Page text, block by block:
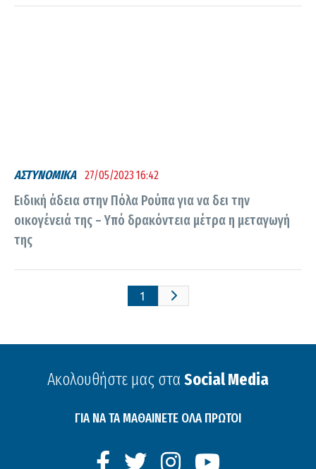
ΑΣΤΥΝΟΜΙΚΑ 27/05/2023 16:42
Ειδική άδεια στην Πόλα Ρούπα για να δει την
οικογένειά της – Υπό δρακόντεια μέτρα η μεταγωγή
της
1
Ακολουθήστε μας στα Social Media
ΓΙΑ ΝΑ ΤΑ ΜΑΘΑΙΝΕΤΕ ΟΛΑ ΠΡΩΤΟΙ